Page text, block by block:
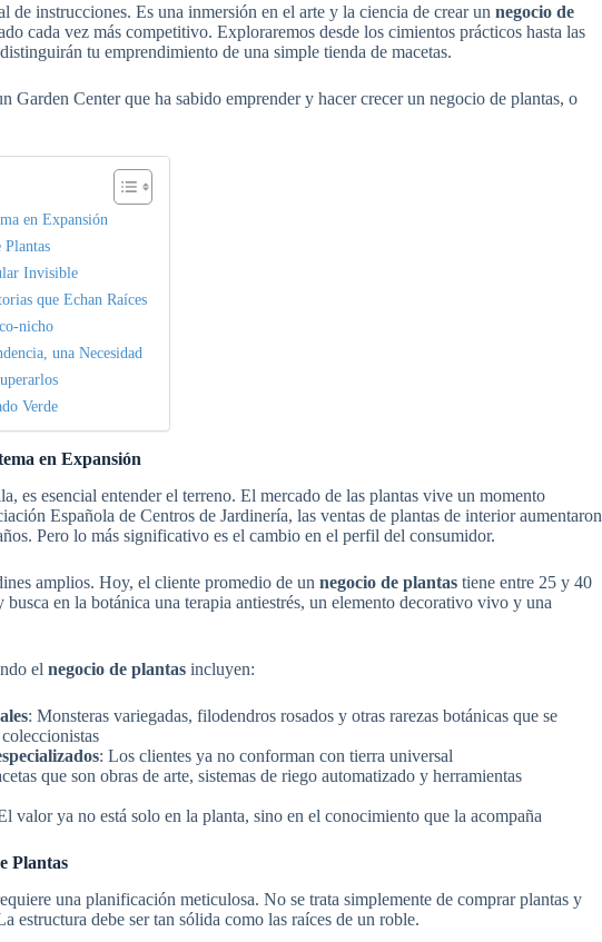
de instrucciones. Es una inmersión en el arte y la ciencia de crear un negocio de
cada vez más competitivo. Exploraremos desde los cimientos prácticos hasta las
tu emprendimiento de una simple tienda de macetas.
Garden Center que ha sabido emprender y hacer crecer un negocio de plantas, o
en Expansión
Invisible
que Echan Raíces
nicho
una Necesidad
Verde
en Expansión
es esencial entender el terreno. El mercado de las plantas vive un momento
Española de Centros de Jardinería, las ventas de plantas de interior aumentaron
Pero lo más significativo es el cambio en el perfil del consumidor.
amplios. Hoy, el cliente promedio de un negocio de plantas tiene entre 25 y 40
en la botánica una terapia antiestrés, un elemento decorativo vivo y una
el negocio de plantas incluyen:
: Monsteras variegadas, filodendros rosados y otras rarezas botánicas que se
: Los clientes ya no conforman con tierra universal
que son obras de arte, sistemas de riego automatizado y herramientas
valor ya no está solo en la planta, sino en el conocimiento que la acompaña
Plantas
una planificación meticulosa. No se trata simplemente de comprar plantas y
estructura debe ser tan sólida como las raíces de un roble.